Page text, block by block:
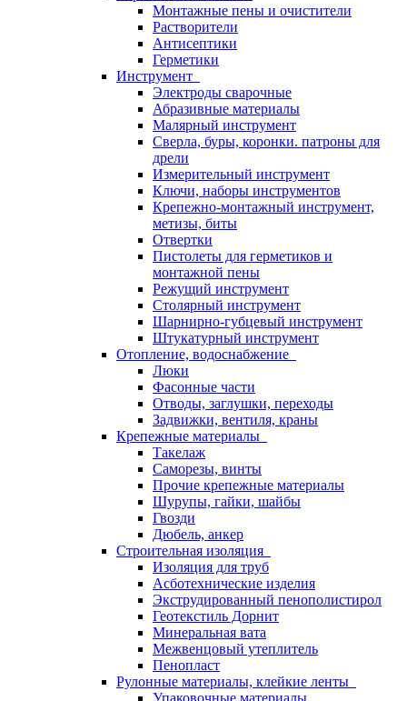
Монтажные пены и очистители
Растворители
Антисептики
Герметики
Инструмент
Электроды сварочные
Абразивные материалы
Малярный инструмент
Сверла, буры, коронки. патроны для
дрели
Измерительный инструмент
Ключи, наборы инструментов
Крепежно-монтажный инструмент,
метизы, биты
Отвертки
Пистолеты для герметиков и
монтажной пены
Режущий инструмент
Столярный инструмент
Шарнирно-губцевый инструмент
Штукатурный инструмент
Отопление, водоснабжение
Люки
Фасонные части
Отводы, заглушки, переходы
Задвижки, вентиля, краны
Крепежные материалы
Такелаж
Саморезы, винты
Прочие крепежные материалы
Шурупы, гайки, шайбы
Гвозди
Дюбель, анкер
Строительная изоляция
Изоляция для труб
Асботехнические изделия
Экструдированный пенополистирол
Геотекстиль Дорнит
Минеральная вата
Межвенцовый утеплитель
Пенопласт
Рулонные материалы, клейкие ленты
Упаковочные материалы